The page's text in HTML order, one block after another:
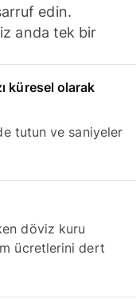
edin.
anda tek bir
küresel olarak
tutun ve saniyeler
döviz kuru
ücretlerini dert